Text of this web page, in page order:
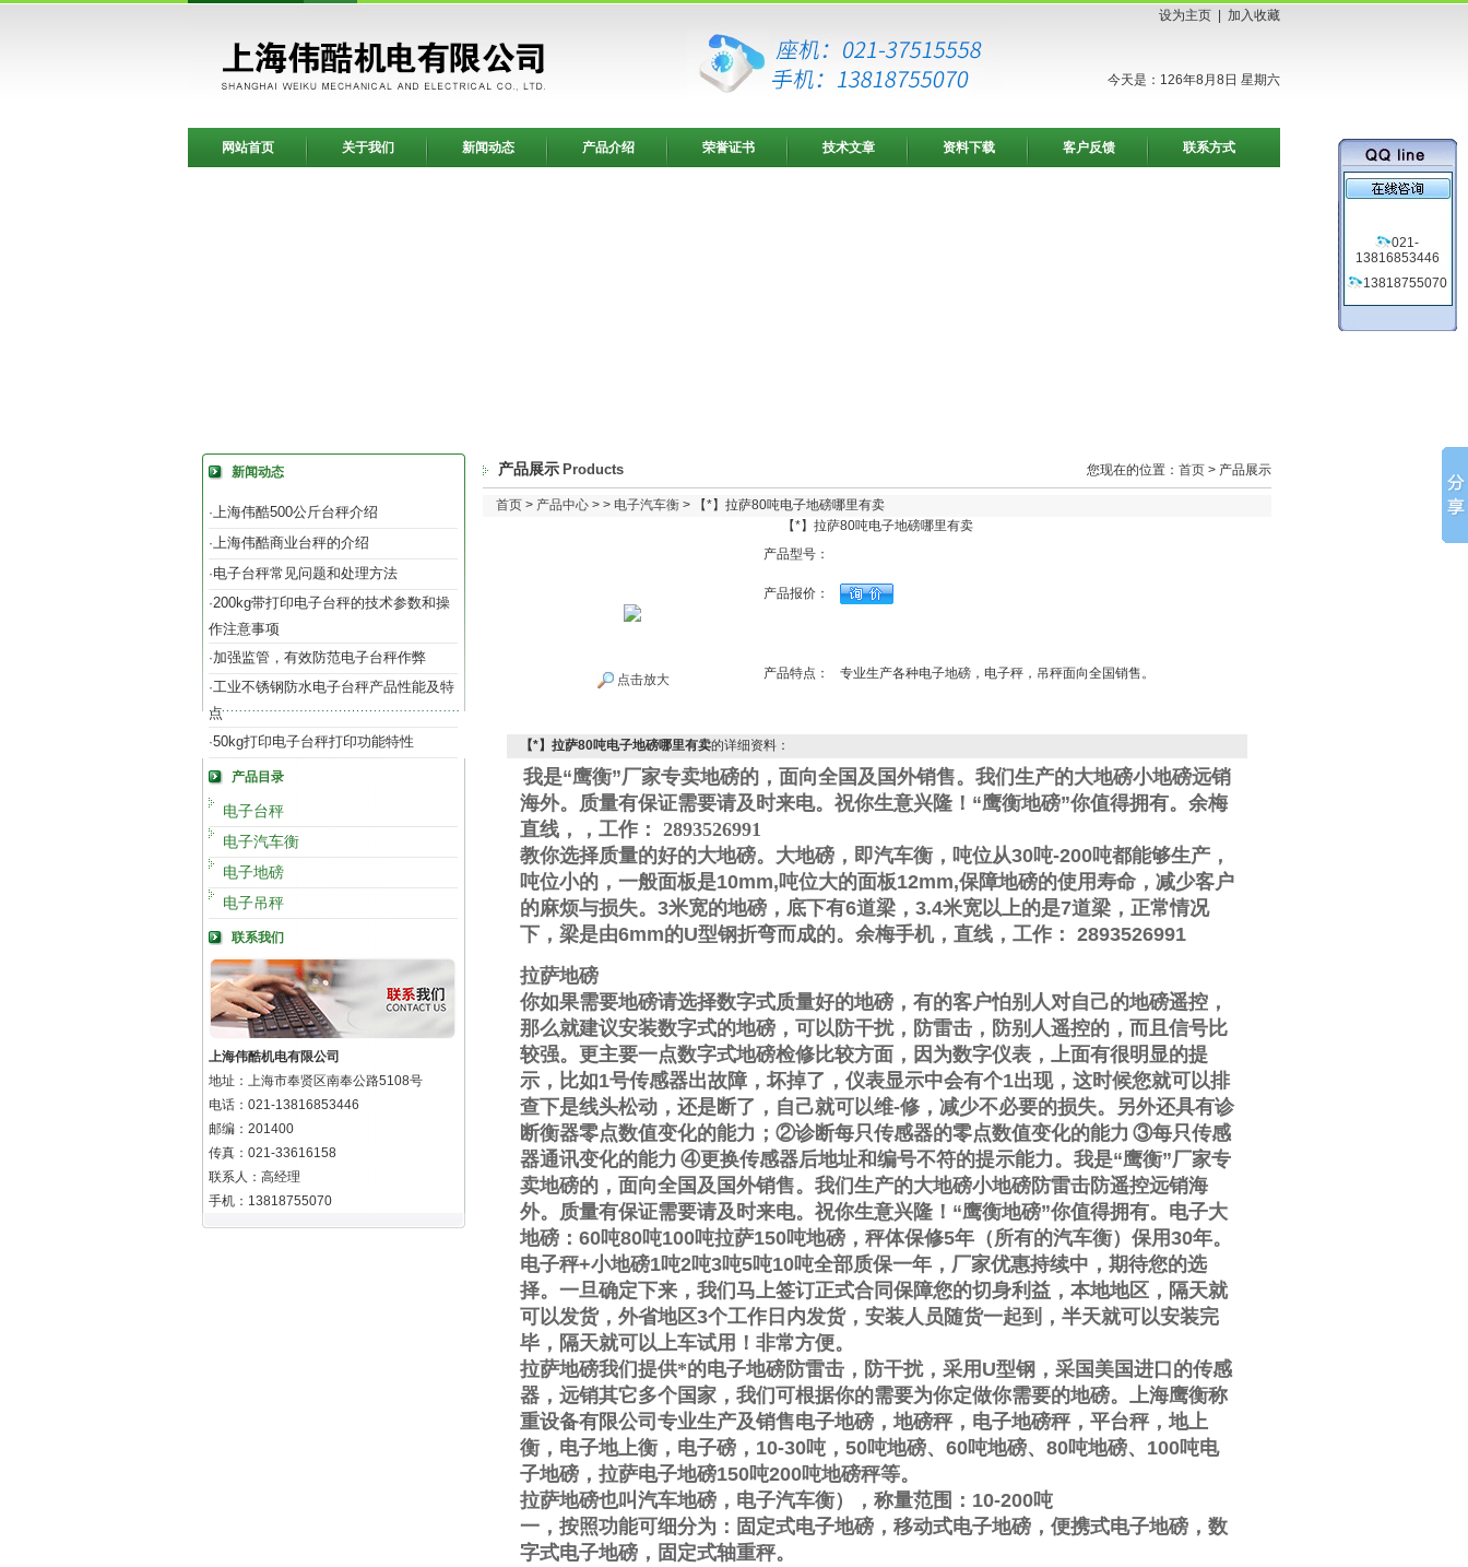
设为主页 加入收藏
今天是：126年8月8日 星期六
网站首页 关于我们 新闻动态 产品介绍 荣誉证书 技术文章 资料下载 客户反馈 联系方式
新闻动态
·上海伟酷500公斤台秤介绍
·上海伟酷商业台秤的介绍
·电子台秤常见问题和处理方法
·200kg带打印电子台秤的技术参数和操
作注意事项
·加强监管，有效防范电子台秤作弊
·工业不锈钢防水电子台秤产品性能及特
点
·50kg打印电子台秤打印功能特性
产品目录
电子台秤
电子汽车衡
电子地磅
电子吊秤
联系我们
上海伟酷机电有限公司
地址：上海市奉贤区南奉公路5108号
电话：021-13816853446
邮编：201400
传真：021-33616158
联系人：高经理
手机：13818755070
产品展示 Products 您现在的位置： 首页 > 产品展示
首页 > 产品中心 > > 电子汽车衡 > 【*】拉萨80吨电子地磅哪里有卖
【*】拉萨80吨电子地磅哪里有卖
点击放大
产品型号：
产品报价：
产品特点： 专业生产各种电子地磅，电子秤，吊秤面向全国销售。
【*】拉萨80吨电子地磅哪里有卖的详细资料：
我是“鹰衡”厂家专卖地磅的，面向全国及国外销售。我们生产的大地磅小地磅远销
海外。质量有保证需要请及时来电。祝你生意兴隆！“鹰衡地磅”你值得拥有。 余梅
直线 ， ，工作 ： 2893526991
教你选择质量的好的大地磅。大地磅，即汽车衡，吨位从30吨-200吨都能够生产，
吨位小的，一般面板是10mm,吨位大的面板12mm,保障地磅的使用寿命，减少客户
的麻烦与损失。 3米宽的地磅，底下有6道梁， 3.4米宽以上的是7道梁，正常情况
下，梁是由6mm的U型钢折弯而成的。 余梅手机，直线 ，工作 ： 2893526991
拉萨地磅
你如果需要地磅请选择数字式质量好的地磅，有的客户怕别人对自己的地磅遥控，
那么就建议安装数字式的地磅，可以防干扰，防雷击，防别人遥控的，而且信号比
较强。更主要一点数字式地磅检修比较方面，因为数字仪表，上面有很明显的提
示，比如1号传感器出故障，坏掉了，仪表显示中会有个1出现，这时候您就可以排
查下是线头松动，还是断了，自己就可以维-修，减少不必要的损失。另外还具有诊
断衡器零点数值变化的能力； ②诊断每只传感器的零点数值变化的能力 ③每只传感
器通讯变化的能力 ④更换传感器后地址和编号不符的提示能力。我是“鹰衡”厂家专
卖地磅的，面向全国及国外销售。我们生产的大地磅小地磅防雷击防遥控远销海
外。质量有保证需要请及时来电。祝你生意兴隆！ “鹰衡地磅”你值得拥有。电子大
地磅： 60吨80吨100吨拉萨150吨地磅，秤体保修5年（所有的汽车衡）保用30年。
电子秤+小地磅1吨2吨3吨5吨10吨全部质保一年，厂家优惠持续中，期待您的选
择。一旦确定下来，我们马上签订正式合同保障您的切身利益，本地地区，隔天就
可以发货，外省地区3个工作日内发货，安装人员随货一起到，半天就可以安装完
毕，隔天就可以上车试用！非常方便。
拉萨地磅我们提供*的电子地磅防雷击，防干扰，采用 U型钢，采国美国进口的传感
器，远销其它多个国家，我们可根据你的需要为你定做你需要的地磅。上海鹰衡称
重设备有限公司专业生产及销售电子地磅，地磅秤，电子地磅秤，平台秤，地上
衡，电子地上衡，电子磅， 10-30吨， 50吨地磅、 60吨地磅、 80吨地磅、 100吨电
子地磅，拉萨电子地磅150吨200吨地磅秤等。
拉萨地磅也叫汽车地磅，电子汽车衡），称量范围： 10-200吨
一，按照功能可细分为：固定式电子地磅，移动式电子地磅，便携式电子地磅，数
字式电子地磅，固定式轴重秤。
021-
13816853446
13818755070